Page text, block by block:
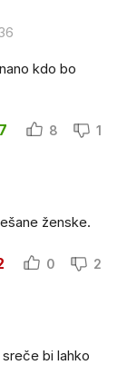
kdo bo
8 1
ženske.
0 2
bi lahko